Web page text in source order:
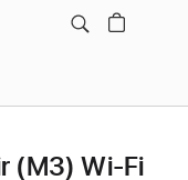
(M3) Wi‑Fi